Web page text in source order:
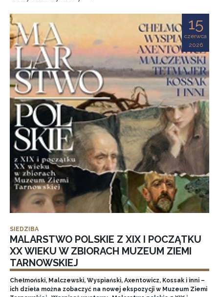
Muzeum
Ziemi
Tarnowskiej
15
czerwca
2026
SIEDZIBA
MALARSTWO POLSKIE Z XIX I POCZĄTKU
XX WIEKU W ZBIORACH MUZEUM ZIEMI
TARNOWSKIEJ
Chełmoński, Malczewski, Wyspiański, Axentowicz, Kossak i inni –
ich dzieła można zobaczyć na nowej ekspozycji w Muzeum Ziemi